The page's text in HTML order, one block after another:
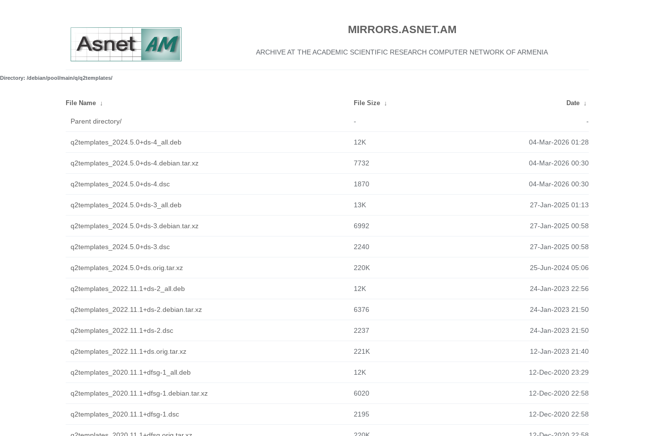
MIRRORS.ASNET.AM
ARCHIVE AT THE ACADEMIC SCIENTIFIC RESEARCH COMPUTER NETWORK OF ARMENIA
Directory: /debian/pool/main/q/q2templates/
File Name ↓ File Size ↓ Date ↓
Parent directory/ - -
q2templates_2024.5.0+ds-4_all.deb 12K 04-Mar-2026 01:28
q2templates_2024.5.0+ds-4.debian.tar.xz 7732 04-Mar-2026 00:30
q2templates_2024.5.0+ds-4.dsc 1870 04-Mar-2026 00:30
q2templates_2024.5.0+ds-3_all.deb 13K 27-Jan-2025 01:13
q2templates_2024.5.0+ds-3.debian.tar.xz 6992 27-Jan-2025 00:58
q2templates_2024.5.0+ds-3.dsc 2240 27-Jan-2025 00:58
q2templates_2024.5.0+ds.orig.tar.xz 220K 25-Jun-2024 05:06
q2templates_2022.11.1+ds-2_all.deb 12K 24-Jan-2023 22:56
q2templates_2022.11.1+ds-2.debian.tar.xz 6376 24-Jan-2023 21:50
q2templates_2022.11.1+ds-2.dsc 2237 24-Jan-2023 21:50
q2templates_2022.11.1+ds.orig.tar.xz 221K 12-Jan-2023 21:40
q2templates_2020.11.1+dfsg-1_all.deb 12K 12-Dec-2020 23:29
q2templates_2020.11.1+dfsg-1.debian.tar.xz 6020 12-Dec-2020 22:58
q2templates_2020.11.1+dfsg-1.dsc 2195 12-Dec-2020 22:58